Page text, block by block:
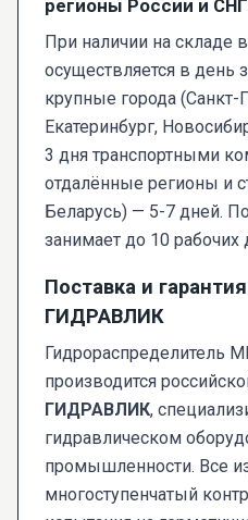
регионы России и
При наличии на складе
осуществляется в день
крупные города (Санкт-
Екатеринбург,
3 дня транспортными
отдалённые регионы и
Беларусь) — 5-7 дней.
занимает до 10 рабочих
Поставка и
ГИДРАВЛИК
Гидрораспределитель
производится
ГИДРАВЛИК,
гидравлическом
промышленности. Все
многоступенчатый